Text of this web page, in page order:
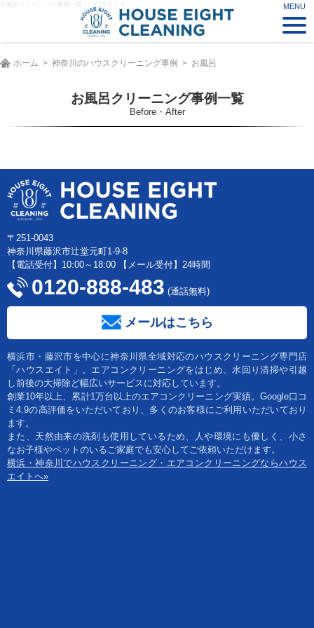
お風呂クリーニング事例一覧｜ハウスエイト
ホーム 神奈川のハウスクリーニング事例 お風呂
お風呂クリーニング事例一覧
Before・After
〒251-0043
神奈川県藤沢市辻堂元町1-9-8
【電話受付】10:00～18:00 【メール受付】24時間
0120-888-483 (通話無料)
メールはこちら
横浜市・藤沢市を中心に神奈川県全域対応のハウスクリーニング専門店
「ハウスエイト」。エアコンクリーニングをはじめ、水回り清掃や引越
し前後の大掃除ど幅広いサービスに対応しています。
創業10年以上、累計1万台以上のエアコンクリーニング実績。Google口コ
ミ4.9の高評価をいただいており、多くのお客様にご利用いただいており
ます。
また、天然由来の洗剤も使用しているため、人や環境にも優しく、小さ
なお子様やペットのいるご家庭でも安心してご依頼いただけます。
横浜・神奈川でハウスクリーニング・エアコンクリーニングならハウス
エイトへ»